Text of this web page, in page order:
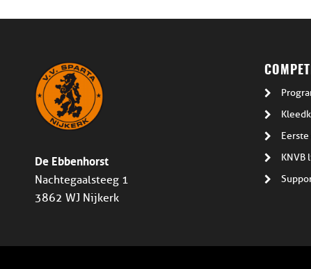
De Ebbenhorst
Nachtegaalsteeg 1
3862 WJ Nijkerk
KNVB